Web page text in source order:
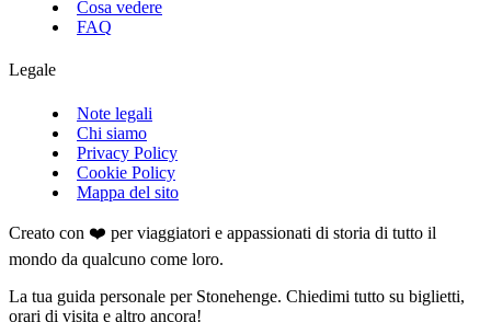
Cosa vedere
FAQ
Legale
Note legali
Chi siamo
Privacy Policy
Cookie Policy
Mappa del sito
Creato con ❤️ per viaggiatori e appassionati di storia di tutto il
mondo da qualcuno come loro.
La tua guida personale per Stonehenge. Chiedimi tutto su biglietti,
orari di visita e altro ancora!